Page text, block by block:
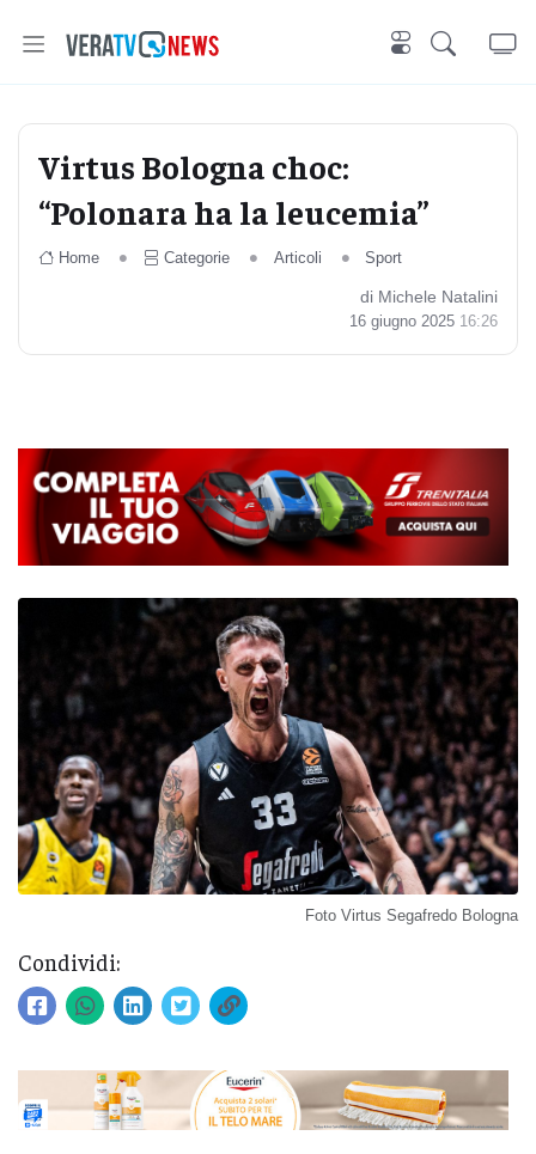
Virtus Bologna choc:
“Polonara ha la leucemia”
Home Categorie Articoli Sport
di Michele Natalini
16 giugno 2025 16:26
Foto Virtus Segafredo Bologna
Condividi: